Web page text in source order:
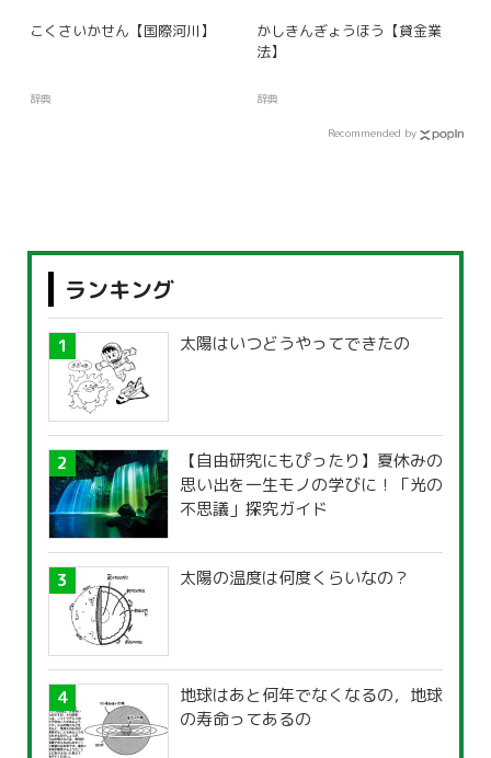
こくさいかせん【国際河川】
辞典
かしきんぎょうほう【貸金業
法】
辞典
Recommended by
ランキング
太陽はいつどうやってできたの
【自由研究にもぴったり】夏休みの
思い出を一生モノの学びに！「光の
不思議」探究ガイド
太陽の温度は何度くらいなの？
地球はあと何年でなくなるの，地球
の寿命ってあるの